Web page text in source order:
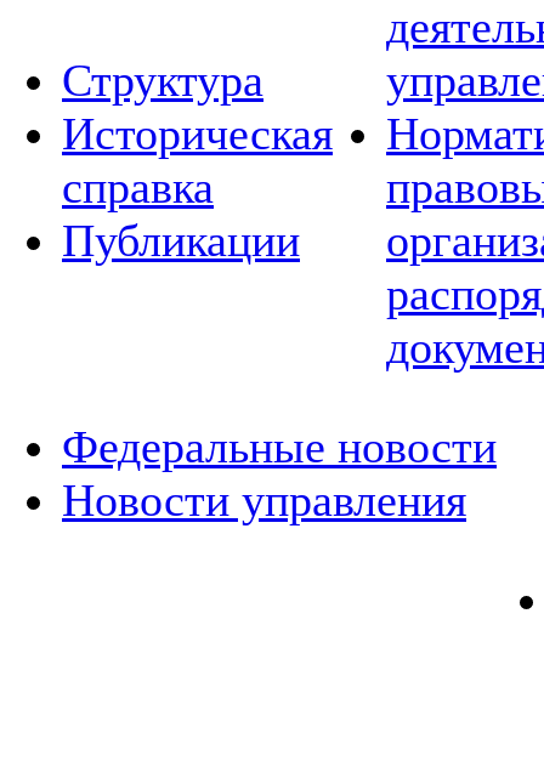
Структура
Историческая
справка
Публикации
Федеральные новости
Новости управления